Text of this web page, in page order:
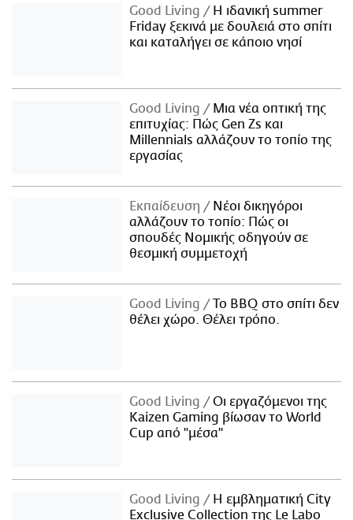
Good Living
Η ιδανική summer
Friday ξεκινά με δουλειά στο σπίτι
και καταλήγει σε κάποιο νησί
Good Living
Μια νέα οπτική της
επιτυχίας: Πώς Gen Zs και
Millennials αλλάζουν το τοπίο της
εργασίας
Εκπαίδευση
Νέοι δικηγόροι
αλλάζουν το τοπίο: Πώς οι
σπουδές Νομικής οδηγούν σε
θεσμική συμμετοχή
Good Living
Το BBQ στο σπίτι δεν
θέλει χώρο. Θέλει τρόπο.
Good Living
Οι εργαζόμενοι της
Kaizen Gaming βίωσαν το World
Cup από "μέσα"
Good Living
Η εμβληματική City
Exclusive Collection της Le Labo